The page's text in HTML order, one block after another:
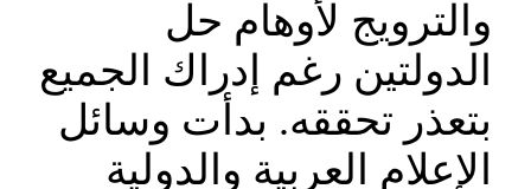
والترويج لأوهام حل
الدولتين رغم إدراك الجميع
بتعذر تحققه. بدأت وسائل
الإعلام العربية والدولية